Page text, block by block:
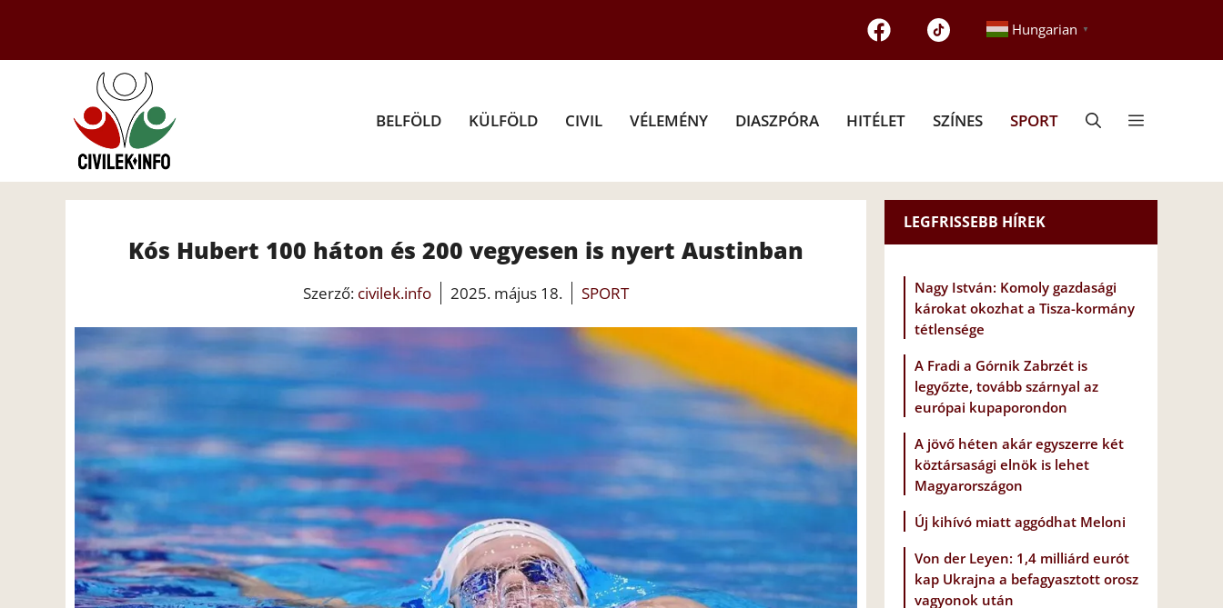
tartalomba
Hungarian ▼
BELFÖLD KÜLFÖLD CIVIL VÉLEMÉNY DIASZPÓRA HITÉLET SZÍNES SPORT
Kós Hubert 100 háton és 200 vegyesen is nyert Austinban
Szerző: civilek.info 2025. május 18. SPORT
LEGFRISSEBB HÍREK
Nagy István: Komoly gazdasági
károkat okozhat a Tisza-kormány
tétlensége
A Fradi a Górnik Zabrzét is
legyőzte, tovább szárnyal az
európai kupaporondon
A jövő héten akár egyszerre két
köztársasági elnök is lehet
Magyarországon
Új kihívó miatt aggódhat Meloni
Von der Leyen: 1,4 milliárd eurót
kap Ukrajna a befagyasztott orosz
vagyonok után